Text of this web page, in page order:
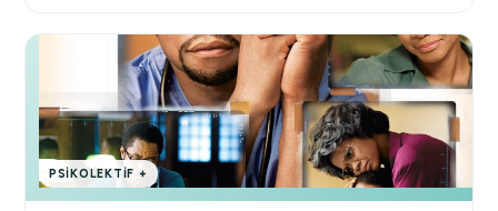
PSIKOLEKTIF +